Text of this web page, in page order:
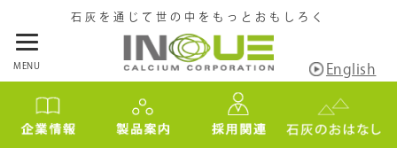
石灰を通じて世の中をもっとおもしろく
English
MENU